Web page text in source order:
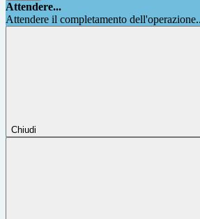
Attendere...
Attendere il completamento
Chiudi